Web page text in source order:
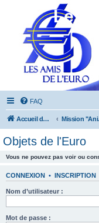
Les
FAQ
Accueil du forum
Objets de l'Euro
Vous ne pouvez pas voir ou
CONNEXION • INSCRIPTION
Nom d’utilisateur :
Mot de passe :